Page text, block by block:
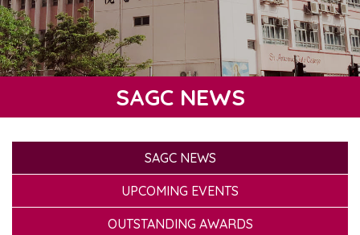
SAGC NEWS
SAGC NEWS
UPCOMING EVENTS
OUTSTANDING AWARDS